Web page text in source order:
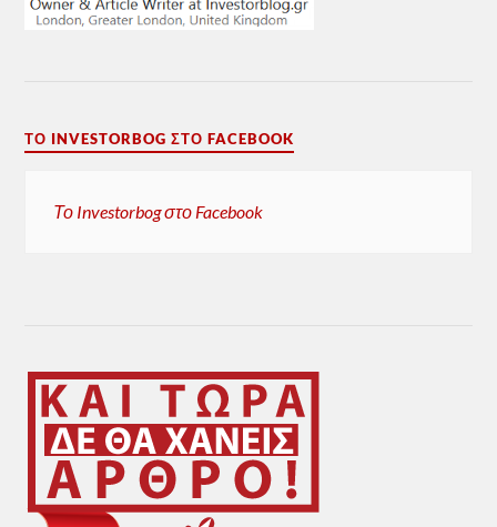
ΤΟ INVESTORBOG ΣΤΟ FACEBOOK
Το Investorbog στο Facebook